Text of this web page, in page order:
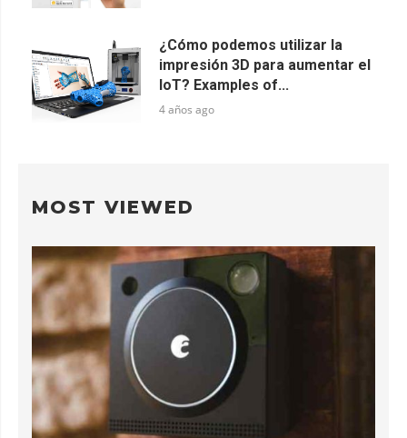
¿Cómo podemos utilizar la
impresión 3D para aumentar el
IoT? Examples of...
4 años ago
MOST VIEWED